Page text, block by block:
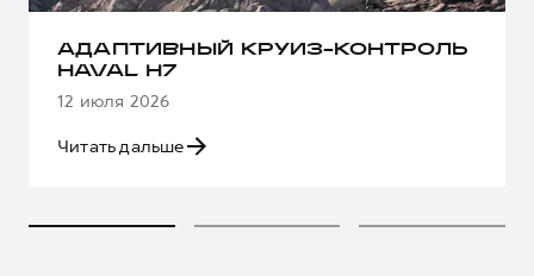
АДАПТИВНЫЙ КРУИЗ-КОНТРОЛЬ
HAVAL H7
12 июля 2026
Читать дальше